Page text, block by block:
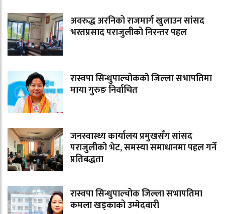
अवरुद्ध अरनिको राजमार्ग खुलाउन सांसद
भरतप्रसाद पराजुलीको निरन्तर पहल
रास्वपा सिन्धुपाल्चोकको जिल्ला सभापतिमा
माया गुरुङ निर्वाचित
जनस्वास्थ्य कार्यालय प्रमुखसँग सांसद
पराजुलीको भेट, समस्या समाधानमा पहल गर्ने
प्रतिबद्धता
रास्वपा सिन्धुपाल्चोक जिल्ला सभापतिमा
कमला खड्काको उम्मेदवारी